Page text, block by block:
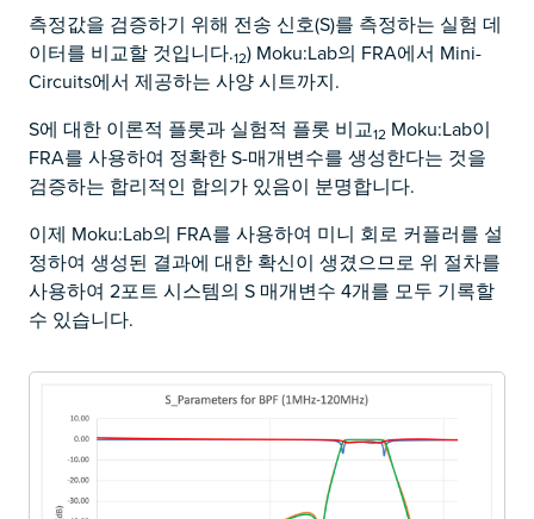
측정값을 검증하기 위해 전송 신호(S)를 측정하는 실험 데
이터를 비교할 것입니다.12) Moku:Lab의 FRA에서 Mini-
Circuits에서 제공하는 사양 시트까지.
S에 대한 이론적 플롯과 실험적 플롯 비교12 Moku:Lab이
FRA를 사용하여 정확한 S-매개변수를 생성한다는 것을
검증하는 합리적인 합의가 있음이 분명합니다.
이제 Moku:Lab의 FRA를 사용하여 미니 회로 커플러를 설
정하여 생성된 결과에 대한 확신이 생겼으므로 위 절차를
사용하여 2포트 시스템의 S 매개변수 4개를 모두 기록할
수 있습니다.